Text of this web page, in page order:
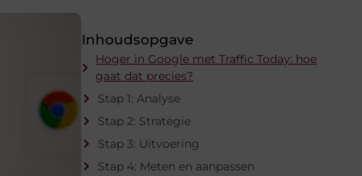
Inhoudsopgave
Hoger in Google met Traffic Today: hoe
gaat dat precies?
Stap 1: Analyse
Stap 2: Strategie
Stap 3: Uitvoering
Stap 4: Meten en aanpassen